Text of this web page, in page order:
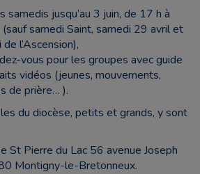
samedis jusqu’au 3 juin, de 17 h à
(sauf samedi Saint, samedi 29 avril et
l’Ascension),
vous pour les groupes avec guide
vidéos (jeunes, mouvements,
de prière… ).
du diocèse, petits et grands, y sont
St Pierre du Lac 56 avenue Joseph
Montigny-le-Bretonneux.